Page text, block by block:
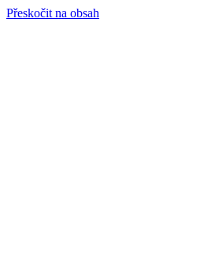
Přeskočit na obsah